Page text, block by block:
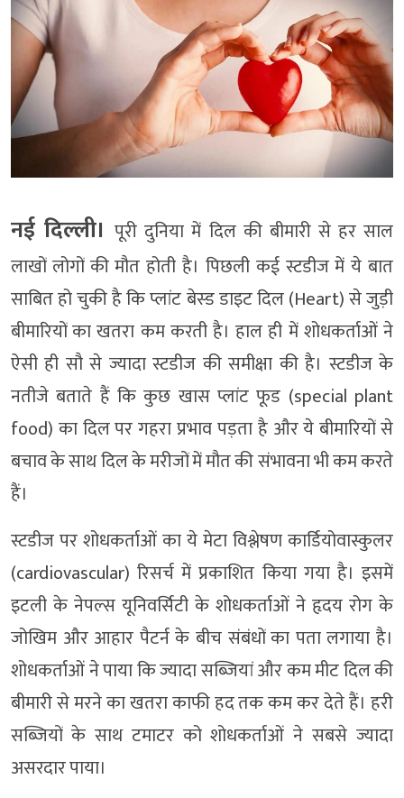
नई दिल्ली।पूरी दुनिया में दिल की बीमारी से हर साल
लाखों लोगों की मौत होती है। पिछली कई स्टडीज में ये बात
साबित हो चुकी है कि प्लांट बेस्ड डाइट दिल (Heart) से जुड़ी
बीमारियों का खतरा कम करती है। हाल ही में शोधकर्ताओं ने
ऐसी ही सौ से ज्यादा स्टडीज की समीक्षा की है। स्टडीज के
नतीजे बताते हैं कि कुछ खास प्लांट फूड (special plant
food) का दिल पर गहरा प्रभाव पड़ता है और ये बीमारियों से
बचाव के साथ दिल के मरीजों में मौत की संभावना भी कम करते
हैं।
स्टडीज पर शोधकर्ताओं का ये मेटा विश्लेषण कार्डियोवास्कुलर
(cardiovascular) रिसर्च में प्रकाशित किया गया है। इसमें
इटली के नेपल्स यूनिवर्सिटी के शोधकर्ताओं ने हृदय रोग के
जोखिम और आहार पैटर्न के बीच संबंधों का पता लगाया है।
शोधकर्ताओं ने पाया कि ज्यादा सब्जियां और कम मीट दिल की
बीमारी से मरने का खतरा काफी हद तक कम कर देते हैं। हरी
सब्जियों के साथ टमाटर को शोधकर्ताओं ने सबसे ज्यादा
असरदार पाया।